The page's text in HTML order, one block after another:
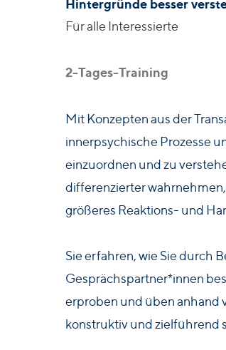
Hintergründe besser
Für alle Interessierte
2-Tages-Training
Mit Konzepten aus der
innerpsychische Prozesse
einzuordnen und zu
differenzierter
größeres Reaktions- und
Sie erfahren, wie Sie durch
Gesprächspartner*innen
erproben und üben anhand
konstruktiv und zielführend